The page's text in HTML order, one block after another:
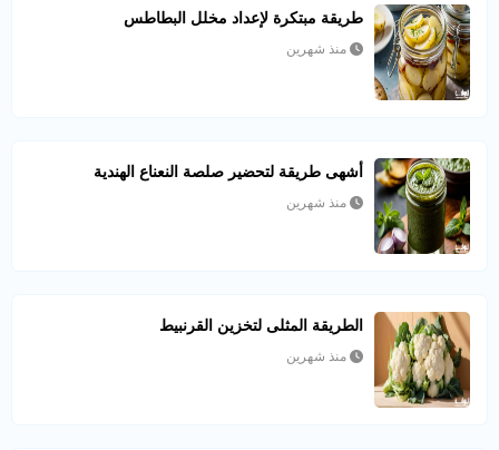
طريقة مبتكرة لإعداد مخلل البطاطس
منذ شهرين
أشهى طريقة لتحضير صلصة النعناع الهندية
منذ شهرين
الطريقة المثلى لتخزين القرنبيط
منذ شهرين